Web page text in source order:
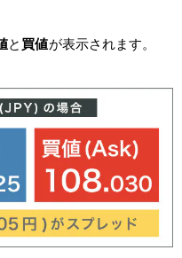
と 買値が表示されます。